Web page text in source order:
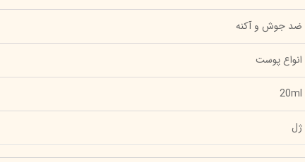
ضد جوش و آکنه
انواع پوست
20ml
ژل